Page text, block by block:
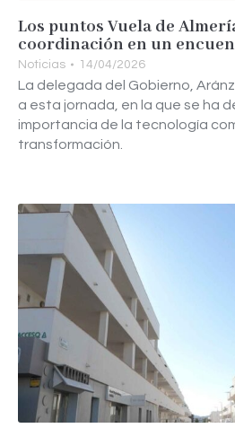
Los puntos Vuela de
coordinación en un
Noticias 14/04/2026
La delegada del Gobierno,
a esta jornada, en la que se ha
importancia de la tecnología
transformación.